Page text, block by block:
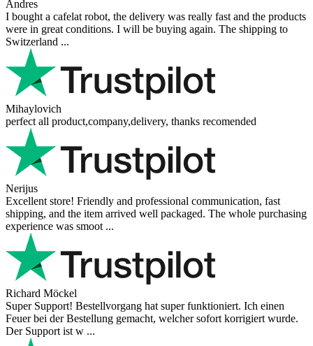
Andres
I bought a cafelat robot, the delivery was really fast and the products
were in great conditions. I will be buying again. The shipping to
Switzerland ...
Mihaylovich
perfect all product,company,delivery, thanks recomended
Nerijus
Excellent store! Friendly and professional communication, fast
shipping, and the item arrived well packaged. The whole purchasing
experience was smoot ...
Richard Möckel
Super Support! Bestellvorgang hat super funktioniert. Ich einen
Feuer bei der Bestellung gemacht, welcher sofort korrigiert wurde.
Der Support ist w ...